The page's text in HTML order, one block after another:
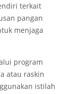
terkait
pangan
menjaga
program
atau raskin
istilah